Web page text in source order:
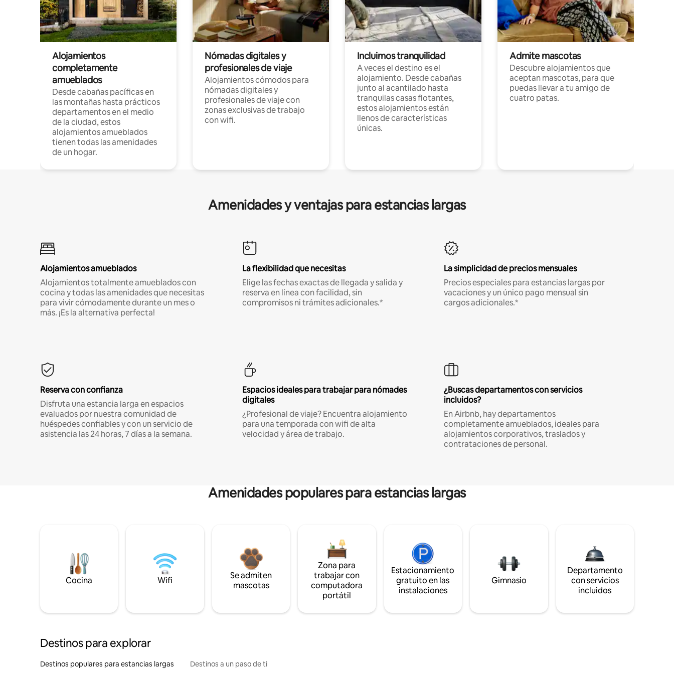
Alojamientos
completamente
amueblados
Desde cabañas pacíficas en
las montañas hasta prácticos
departamentos en el medio
de la ciudad, estos
alojamientos amueblados
tienen todas las amenidades
de un hogar.
Nómadas digitales y
profesionales de viaje
Alojamientos cómodos para
nómadas digitales y
profesionales de viaje con
zonas exclusivas de trabajo
con wifi.
Incluimos tranquilidad
A veces el destino es el
alojamiento. Desde cabañas
junto al acantilado hasta
tranquilas casas flotantes,
estos alojamientos están
llenos de características
únicas.
Admite mascotas
Descubre alojamientos que
aceptan mascotas, para que
puedas llevar a tu amigo de
cuatro patas.
Amenidades y ventajas para estancias largas
Alojamientos amueblados
Alojamientos totalmente amueblados con
cocina y todas las amenidades que necesitas
para vivir cómodamente durante un mes o
más. ¡Es la alternativa perfecta!
La flexibilidad que necesitas
Elige las fechas exactas de llegada y salida y
reserva en línea con facilidad, sin
compromisos ni trámites adicionales.*
La simplicidad de precios mensuales
Precios especiales para estancias largas por
vacaciones y un único pago mensual sin
cargos adicionales.*
Reserva con confianza
Disfruta una estancia larga en espacios
evaluados por nuestra comunidad de
huéspedes confiables y con un servicio de
asistencia las 24 horas, 7 días a la semana.
Espacios ideales para trabajar para nómades
digitales
¿Profesional de viaje? Encuentra alojamiento
para una temporada con wifi de alta
velocidad y área de trabajo.
¿Buscas departamentos con servicios
incluidos?
En Airbnb, hay departamentos
completamente amueblados, ideales para
alojamientos corporativos, traslados y
contrataciones de personal.
Amenidades populares para estancias largas
Cocina Wifi
Se admiten
mascotas
Zona para
trabajar con
computadora
portátil
Estacionamiento
gratuito en las
instalaciones
Gimnasio
Departamento
con servicios
incluidos
Destinos para explorar
Destinos populares para estancias largas Destinos a un paso de ti